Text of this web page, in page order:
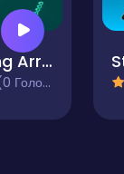
Falling Arrow